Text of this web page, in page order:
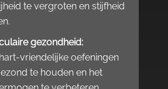
te vergroten en stijfheid
gezondheid:
vriendelijke oefeningen
te houden en het